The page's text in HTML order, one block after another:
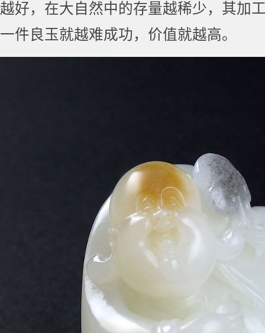
越好，在大自然中的存量越稀少，其加
一件良玉就越难成功，价值就越高。